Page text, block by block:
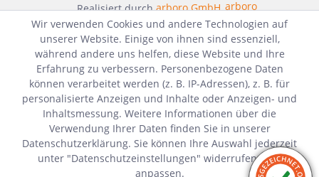
Realisiert durcharboro GmbH
Wir verwenden Cookies und andere Technologien auf
unserer Website. Einige von ihnen sind essenziell,
während andere uns helfen, diese Website und Ihre
Erfahrung zu verbessern. Personenbezogene Daten
können verarbeitet werden (z. B. IP-Adressen), z. B. für
personalisierte Anzeigen und Inhalte oder Anzeigen- und
Inhaltsmessung. Weitere Informationen über die
Verwendung Ihrer Daten finden Sie in unserer
Datenschutzerklärung. Sie können Ihre Auswahl jederzeit
unter "Datenschutzeinstellungen" widerrufen oder
anpassen.